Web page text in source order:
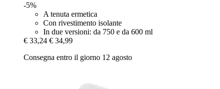
-5%
A tenuta ermetica
Con rivestimento isolante
In due versioni: da 750 e da 600 ml
€ 33,24 € 34,99
Consegna entro il giorno 12 agosto